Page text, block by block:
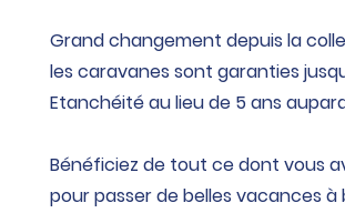
Grand changement depuis la
les caravanes sont garanties
Etanchéité au lieu de 5 ans
Bénéficiez de tout ce dont vous
pour passer de belles vacances à